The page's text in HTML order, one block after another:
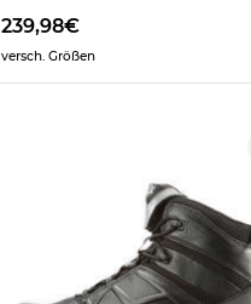
239,98€
versch. Größen